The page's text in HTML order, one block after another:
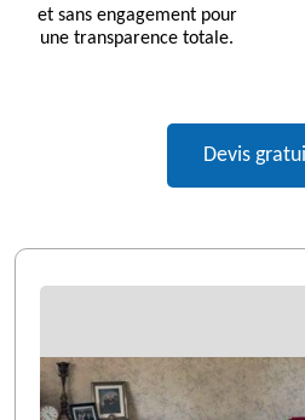
et sans engagement pour
une transparence totale.
Devis